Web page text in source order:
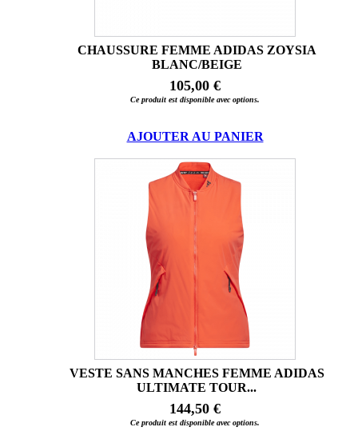
CHAUSSURE FEMME ADIDAS ZOYSIA
BLANC/BEIGE
105,00 €
Ce produit est disponible avec options.
AJOUTER AU PANIER
VESTE SANS MANCHES FEMME ADIDAS
ULTIMATE TOUR...
144,50 €
Ce produit est disponible avec options.